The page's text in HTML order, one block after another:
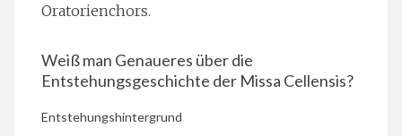
Oratorienchors.
Weiß man Genaueres über die
Entstehungsgeschichte der Missa Cellensis?
Entstehungshintergrund